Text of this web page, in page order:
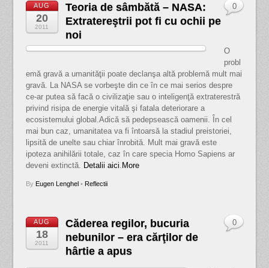
AUG
20
2011
Teoria de sâmbătă – NASA:
Extratereştrii pot fi cu ochii pe
noi
O
probl
emă gravă a umanităţii poate declanşa altă problemă mult mai
gravă. La NASA se vorbeşte din ce în ce mai serios despre
ce-ar putea să facă o civilizaţie sau o inteligenţă extraterestră
privind risipa de energie vitală şi fatala deteriorare a
ecosistemului global. Adică să pedepsească oamenii. În cel
mai bun caz, umanitatea va fi întoarsă la stadiul preistoriei,
lipsită de unelte sau chiar înrobită. Mult mai gravă este
ipoteza anihilării totale, caz în care specia Homo Sapiens ar
deveni extinctă. Detalii aici More
By Eugen Lenghel• Reflectii
0
AUG
18
2011
Căderea regilor, bucuria
nebunilor – era cărţilor de
hârtie a apus
0